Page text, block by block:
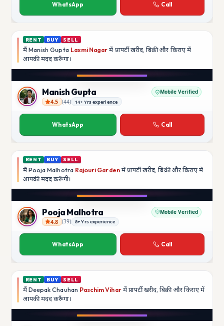
WhatsApp Call
RENT BUY SELL
मैं Manish Gupta Laxmi Nagar में प्रापर्टी खरीद, बिक्री और किराए में
आपकी मददकरूँगा।
Manish Gupta
Manish Gupta Mobile Verified
4.5 (44) 14+ Yrs experience
WhatsApp Call
RENT BUY SELL
मैं Pooja Malhotra Rajouri Gardenमें प्रापर्टी खरीद, बिक्री और किराए में
आपकी मददकरूँगी।
Pooja Malhotra
Pooja Malhotra Mobile Verified
4.8 (39) 8+ Yrs experience
WhatsApp Call
RENT BUY SELL
मैं Deepak Chauhan Paschim Viharमें प्रापर्टी खरीद, बिक्री और किराए में
आपकी मददकरूँगा।